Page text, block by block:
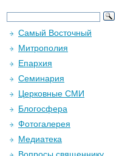
Самый Восточный
Митрополия
Епархия
Семинария
Церковные СМИ
Блогосфера
Фотогалерея
Медиатека